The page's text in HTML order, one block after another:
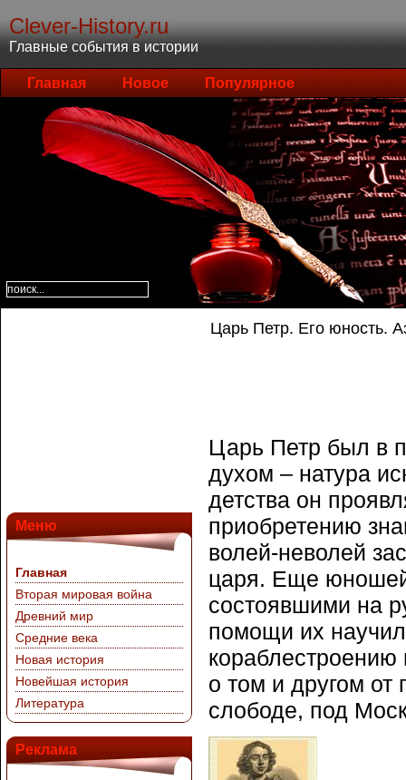
Clever-History.ru
Главные события в истории
Главная Новое Популярное
Меню
Главная
Вторая мировая война
Древний мир
Средние века
Новая история
Новейшая история
Литература
Реклама
Царь Петр. Его юность.
Царь Петр был в
духом – натура
детства он
приобретению
волей-неволей
царя. Еще
состоявшими на
помощи их
о том и другом
слободе, под